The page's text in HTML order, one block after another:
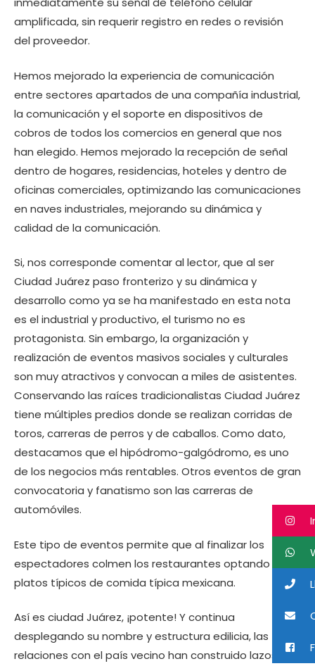
amplificada, sin requerir registro en redes o revisión
del proveedor.
Hemos mejorado la experiencia de comunicación
entre sectores apartados de una compañía industrial,
la comunicación y el soporte en dispositivos de
cobros de todos los comercios en general que nos
han elegido. Hemos mejorado la recepción de señal
dentro de hogares, residencias, hoteles y dentro de
oficinas comerciales, optimizando las comunicaciones
en naves industriales, mejorando su dinámica y
calidad de la comunicación.
Si, nos corresponde comentar al lector, que al ser
Ciudad Juárez paso fronterizo y su dinámica y
desarrollo como ya se ha manifestado en esta nota
es el industrial y productivo, el turismo no es
protagonista. Sin embargo, la organización y
realización de eventos masivos sociales y culturales
son muy atractivos y convocan a miles de asistentes.
Conservando las raíces tradicionalistas Ciudad Juárez
tiene múltiples predios donde se realizan corridas de
toros, carreras de perros y de caballos. Como dato,
destacamos que el hipódromo-galgódromo, es uno
de los negocios más rentables. Otros eventos de gran
convocatoria y fanatismo son las carreras de
automóviles.
Este tipo de eventos permite que al finalizar los
espectadores colmen los restaurantes optando por
platos típicos de comida típica mexicana.
Así es ciudad Juárez, ¡potente! Y continua
desplegando su nombre y estructura edilicia, las
relaciones con el país vecino han construido lazos